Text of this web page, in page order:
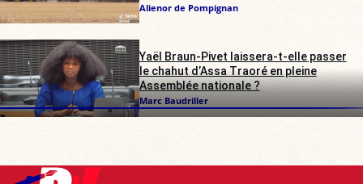
Alienor de Pompignan
Yaël Braun-Pivet laissera-t-elle passer
le chahut d’Assa Traoré en pleine
Assemblée nationale ?
Marc Baudriller